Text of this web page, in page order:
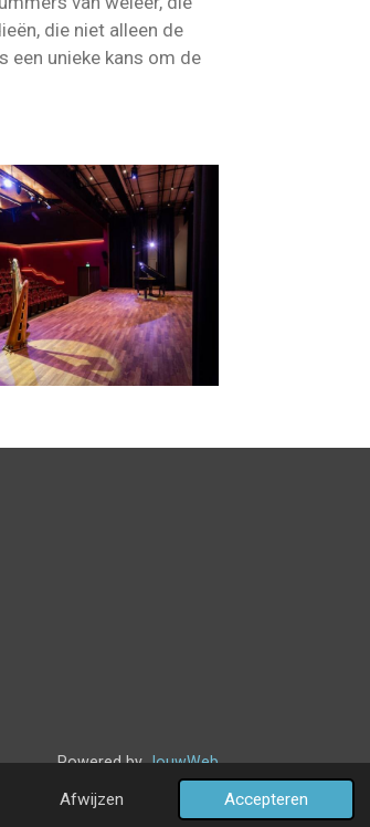
Afwijzen Accepteren
die niet alleen de
een unieke kans om de
Powered byJouwWeb